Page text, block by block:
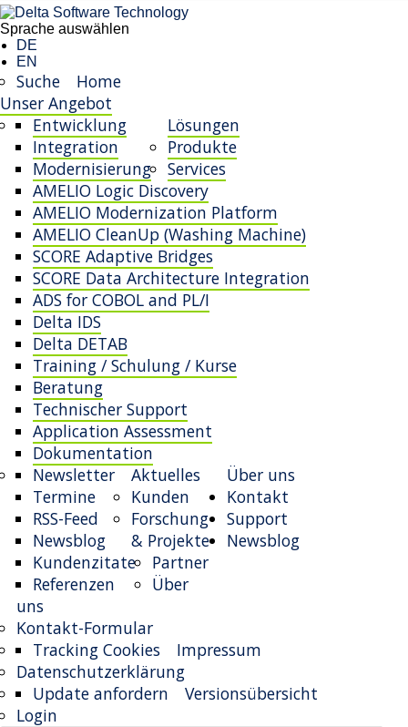
Sprache auswählen
DE
EN
Home
Suche
Unser Angebot
Lösungen
Entwicklung
Integration
Modernisierung
Produkte
AMELIO Logic Discovery
AMELIO Modernization Platform
AMELIO CleanUp (Washing Machine)
SCORE Adaptive Bridges
SCORE Data Architecture Integration
ADS for COBOL and PL/I
Delta IDS
Delta DETAB
Services
Training / Schulung / Kurse
Beratung
Technischer Support
Application Assessment
Dokumentation
Über uns
Aktuelles
Newsletter
Termine
RSS-Feed
Newsblog
Kunden
Kundenzitate
Referenzen
Forschung
& Projekte
Partner
Über
uns
Kontakt
Kontakt-Formular
Impressum
Tracking Cookies
Datenschutzerklärung
Support
Versionsübersicht
Update anfordern
Login
Newsblog